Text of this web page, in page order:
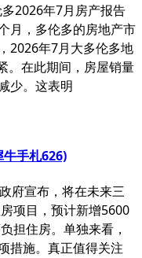
2026年7月房产报告
月，多伦多的房地产市
2026年7月大多伦多地
。在此期间，房屋销量
少。这表明
手札626)
府宣布，将在未来三
项目，预计新增5600
担住房。单独来看，
措施。真正值得关注